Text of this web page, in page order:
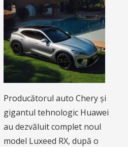
Producătorul auto Chery și
gigantul tehnologic Huawei
au dezvăluit complet noul
model Luxeed RX, după o